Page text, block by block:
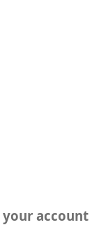
account